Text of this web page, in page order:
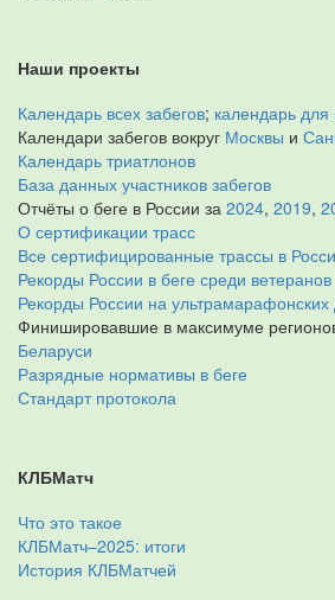
Наши проекты
Календарь всех забегов; календарь для
Календари забегов вокруг Москвы и
Календарь триатлонов
База данных участников забегов
Отчёты о беге в России за 2024, 2019,
О сертификации трасс
Все сертифицированные трассы в
Рекорды России в беге среди ветеранов
Рекорды России на ультрамарафонских
Финишировавшие в максимуме
Беларуси
Разрядные нормативы в беге
Стандарт протокола
КЛБМатч
Что это такое
КЛБМатч–2025: итоги
История КЛБМатчей